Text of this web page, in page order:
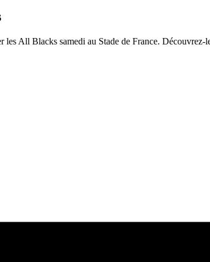
All Blacks samedi au Stade de France. Découvrez-